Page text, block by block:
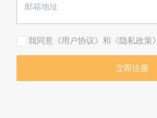
我同意《用户协议》和《隐私政策》